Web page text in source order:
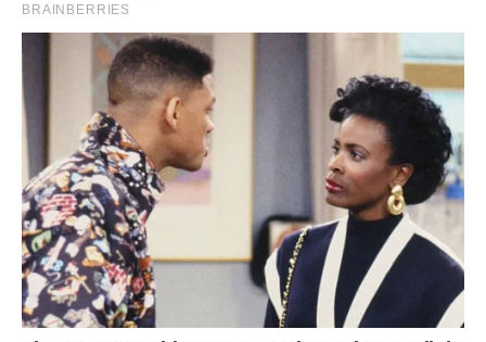
Ігор спочатку зневажливо відсунув папери, але потім
щось у моєму погляді змусило його взяти їх до рук. Він
читав повільно, його обличчя поступово ставало сірим.
Галина витягувала шию, намагаючись зрозуміти, що там
написано.
— Що це за дурня? — нарешті вигукнув він, кидаючи папку
на підлогу. — Це не може бути правдою!
— Це витяг з реєстру, Ігоре. Земля моя. І все, що на ній